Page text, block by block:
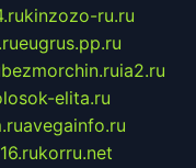
kinzozo-ru.ru
eugrus.pp.ru
bezmorchin.ruia2.ru
elita.ru
avegainfo.ru
korru.net